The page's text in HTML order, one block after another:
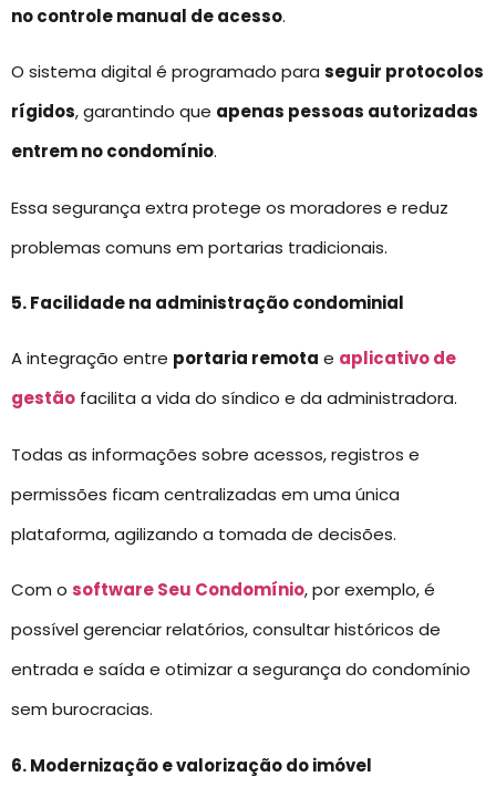
no controle manual de acesso.
O sistema digital é programado para seguir protocolos
rígidos, garantindo que apenas pessoas autorizadas
entrem no condomínio.
Essa segurança extra protege os moradores e reduz
problemas comuns em portarias tradicionais.
5. Facilidade na administração condominial
A integração entre portaria remota e aplicativo de
gestão facilita a vida do síndico e da administradora.
Todas as informações sobre acessos, registros e
permissões ficam centralizadas em uma única
plataforma, agilizando a tomada de decisões.
Com o software Seu Condomínio, por exemplo, é
possível gerenciar relatórios, consultar históricos de
entrada e saída e otimizar a segurança do condomínio
sem burocracias.
6. Modernização e valorização do imóvel